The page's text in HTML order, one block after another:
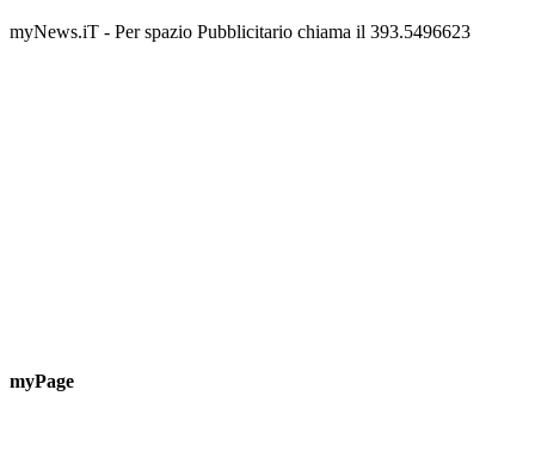
📅 6 Agosto 2026 · 09:00 · 📍 Lungomare C. Colombo
myNews.iT - Per spazio Pubblicitario chiama il 393.5496623
myPage